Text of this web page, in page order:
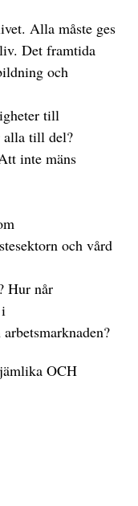
Alla måste ges
Det framtida
och
till
alla till del?
inte mäns
och vård
Hur når
OCH